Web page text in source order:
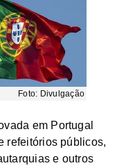
Foto: Divulgação
em Portugal
refeitórios públicos,
e outros